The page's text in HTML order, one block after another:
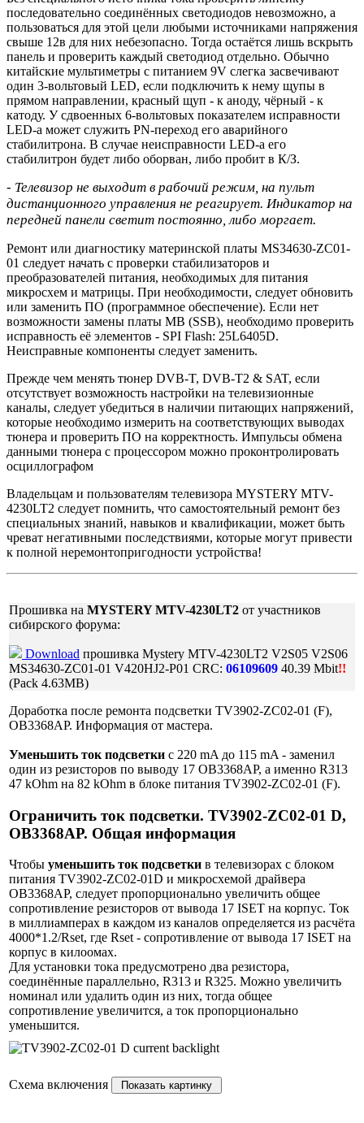
последовательно соединённых светодиодов невозможно, а
пользоваться для этой цели любыми источниками напряжения
свыше 12в для них небезопасно. Тогда остаётся лишь вскрыть
панель и проверить каждый светодиод отдельно. Обычно
китайские мультиметры с питанием 9V слегка засвечивают
один 3-вольтовый LED, если подключить к нему щупы в
прямом направлении, красный щуп - к аноду, чёрный - к
катоду. У сдвоенных 6-вольтовых показателем исправности
LED-а может служить PN-переход его аварийного
стабилитрона. В случае неисправности LED-а его
стабилитрон будет либо оборван, либо пробит в К/З.
- Телевизор не выходит в рабочий режим, на пульт
дистанционного управления не реагирует. Индикатор на
передней панели светит постоянно, либо моргает.
Ремонт или диагностику материнской платы MS34630-ZC01-
01 следует начать с проверки стабилизаторов и
преобразователей питания, необходимых для питания
микросхем и матрицы. При необходимости, следует обновить
или заменить ПО (программное обеспечение). Если нет
возможности замены платы MB (SSB), необходимо проверить
исправность её элементов - SPI Flash: 25L6405D.
Неисправные компоненты следует заменить.
Прежде чем менять тюнер DVB-T, DVB-T2 & SAT, если
отсутствует возможность настройки на телевизионные
каналы, следует убедиться в наличии питающих напряжений,
которые необходимо измерить на соответствующих выводах
тюнера и проверить ПО на корректность. Импульсы обмена
данными тюнера с процессором можно проконтролировать
осциллографом
Владельцам и пользователям телевизора MYSTERY MTV-
4230LT2 следует помнить, что самостоятельный ремонт без
специальных знаний, навыков и квалификации, может быть
чреват негативными последствиями, которые могут привести
к полной неремонтопригодности устройства!
Прошивка на MYSTERY MTV-4230LT2 от участников
сибирского форума:
Download прошивка Mystery MTV-4230LT2 V2S05 V2S06
MS34630-ZC01-01 V420HJ2-P01 CRC: 06109609 40.39 Mbit!!
(Pack 4.63MB)
Доработка после ремонта подсветки TV3902-ZC02-01 (F),
OB3368AP. Информация от мастера.
Уменьшить ток подсветки с 220 mA до 115 mA - заменил
один из резисторов по выводу 17 OB3368AP, а именно R313
47 kOhm на 82 kOhm в блоке питания TV3902-ZC02-01 (F).
Ограничить ток подсветки. TV3902-ZC02-01 D,
OB3368AP. Общая информация
Чтобы уменьшить ток подсветки в телевизорах с блоком
питания TV3902-ZC02-01D и микросхемой драйвера
OB3368AP, следует пропорционально увеличить общее
сопротивление резисторов от вывода 17 ISET на корпус. Ток
в миллиамперах в каждом из каналов определяется из расчёта
4000*1.2/Rset, где Rset - сопротивление от вывода 17 ISET на
корпус в килоомах.
Для установки тока предусмотрено два резистора,
соединённые параллельно, R313 и R325. Можно увеличить
номинал или удалить один из них, тогда общее
сопротивление увеличится, а ток пропорционально
уменьшится.
Схема включения